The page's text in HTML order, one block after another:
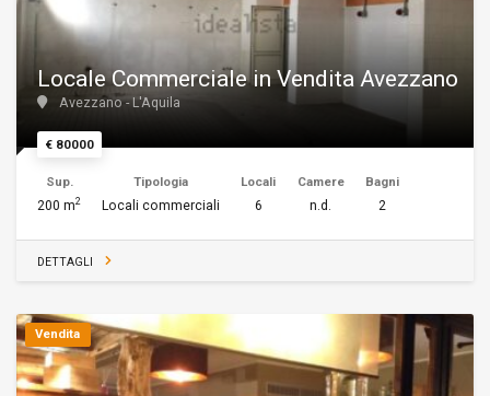
Locale Commerciale in Vendita Avezzano
Avezzano - L'Aquila
€ 80000
Sup.
200 m2
Tipologia
Locali commerciali
Locali
6
Camere
n.d.
Bagni
2
DETTAGLI
Vendita